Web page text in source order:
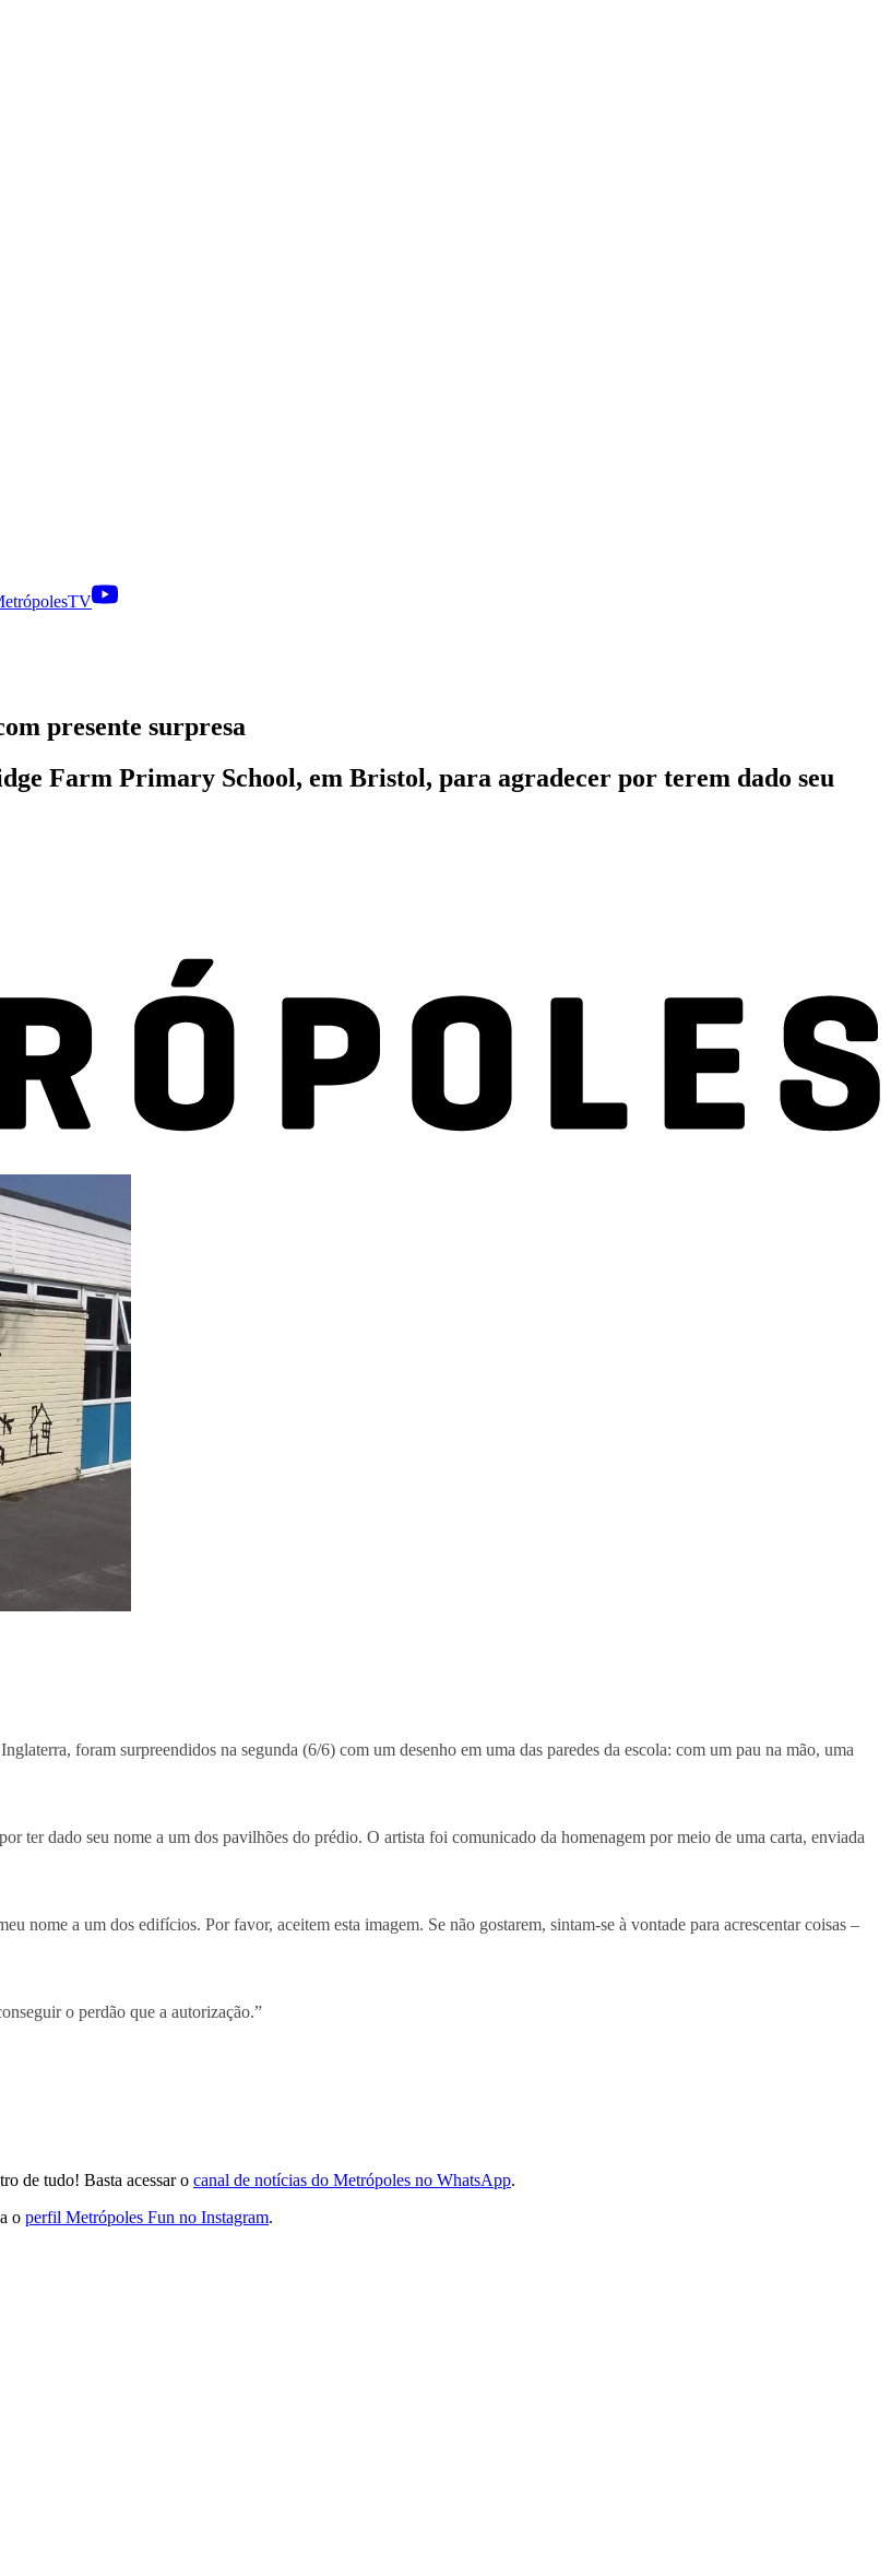
presente surpresa
Farm Primary School, em Bristol, para agradecer por terem dado seu
foram surpreendidos na segunda (6/6) com um desenho em uma das paredes da escola: com um pau na mão, uma
ter dado seu nome a um dos pavilhões do prédio. O artista foi comunicado da homenagem por meio de uma carta, enviada
nome a um dos edifícios. Por favor, aceitem esta imagem. Se não gostarem, sintam-se à vontade para acrescentar coisas –
o perdão que a autorização.”
de tudo! Basta acessar o canal de notícias do Metrópoles no WhatsApp.
o perfil Metrópoles Fun no Instagram.